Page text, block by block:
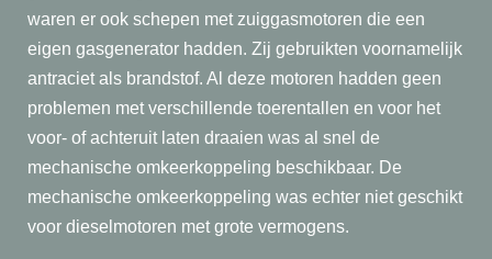
waren er ook schepen met zuiggasmotoren die een
eigen gasgenerator hadden. Zij gebruikten voornamelijk
antraciet als brandstof. Al deze motoren hadden geen
problemen met verschillende toerentallen en voor het
voor- of achteruit laten draaien was al snel de
mechanische omkeerkoppeling beschikbaar. De
mechanische omkeerkoppeling was echter niet geschikt
voor dieselmotoren met grote vermogens.